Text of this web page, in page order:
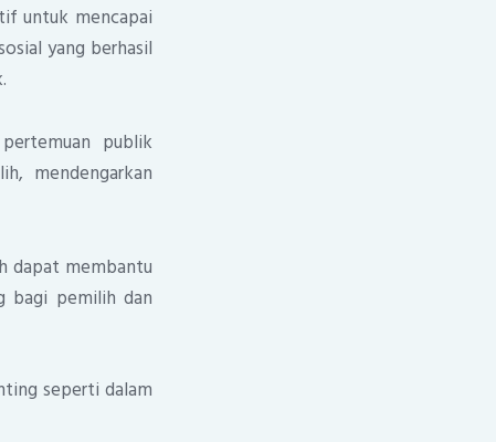
untuk mencapai
yang berhasil
publik
mendengarkan
dapat membantu
bagi pemilih dan
seperti dalam